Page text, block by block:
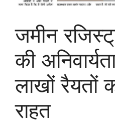
जमीन
की
लाखों रैयतों
राहत